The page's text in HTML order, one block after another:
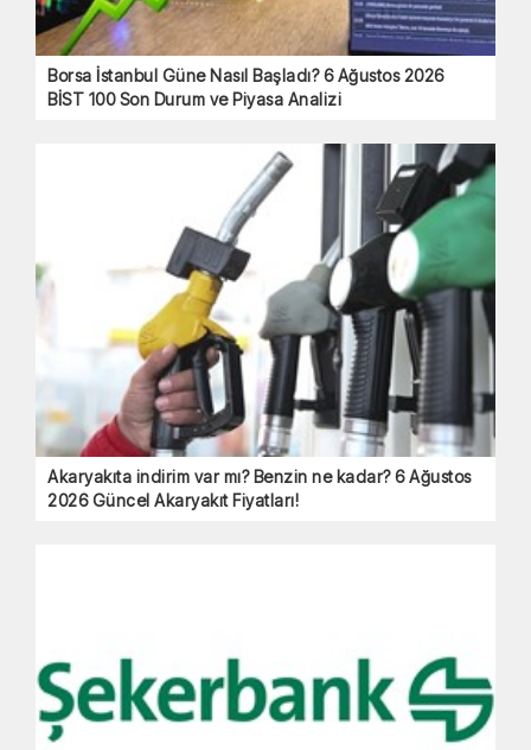
Borsa İstanbul Güne Nasıl Başladı? 6 Ağustos 2026
BİST 100 Son Durum ve Piyasa Analizi
Akaryakıta indirim var mı? Benzin ne kadar? 6 Ağustos
2026 Güncel Akaryakıt Fiyatları!